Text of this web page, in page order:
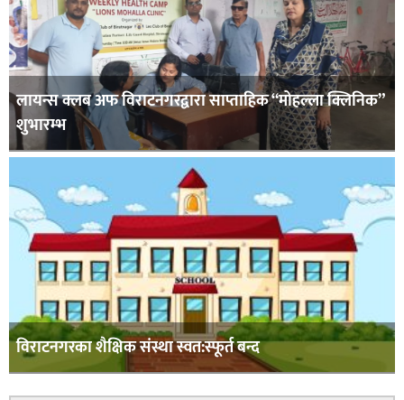
लायन्स क्लब अफ विराटनगरद्वारा साप्ताहिक “मोहल्ला क्लिनिक”
शुभारम्भ
विराटनगरका शैक्षिक संस्था स्वत:स्फूर्त बन्द